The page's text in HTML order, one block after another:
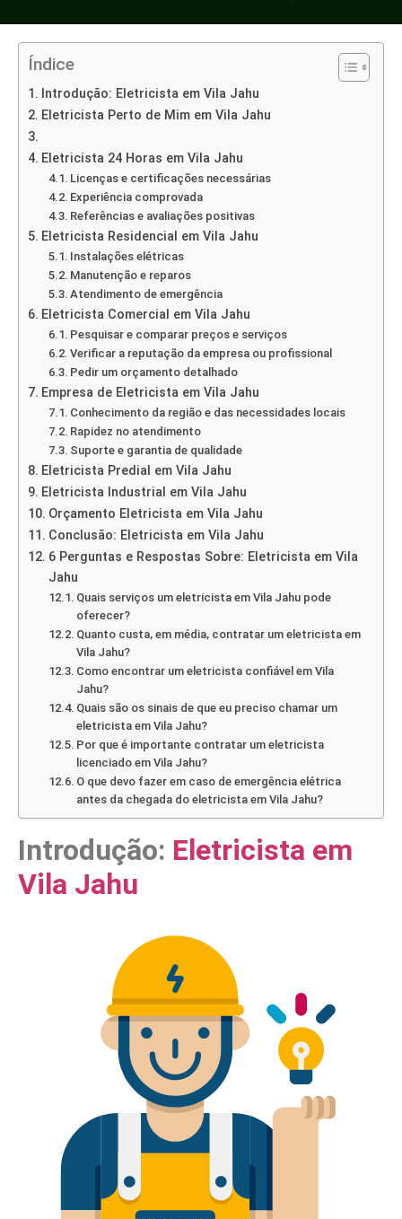
Índice
Introdução: Eletricista em Vila Jahu
Eletricista Perto de Mim em Vila Jahu
Eletricista 24 Horas em Vila Jahu
Licenças e certificações necessárias
Experiência comprovada
Referências e avaliações positivas
Eletricista Residencial em Vila Jahu
Instalações elétricas
Manutenção e reparos
Atendimento de emergência
Eletricista Comercial em Vila Jahu
Pesquisar e comparar preços e serviços
Verificar a reputação da empresa ou profissional
Pedir um orçamento detalhado
Empresa de Eletricista em Vila Jahu
Conhecimento da região e das necessidades locais
Rapidez no atendimento
Suporte e garantia de qualidade
Eletricista Predial em Vila Jahu
Eletricista Industrial em Vila Jahu
Orçamento Eletricista em Vila Jahu
Conclusão: Eletricista em Vila Jahu
6 Perguntas e Respostas Sobre: Eletricista em Vila
Jahu
Quais serviços um eletricista em Vila Jahu pode
oferecer?
Quanto custa, em média, contratar um eletricista em
Vila Jahu?
Como encontrar um eletricista confiável em Vila
Jahu?
Quais são os sinais de que eu preciso chamar um
eletricista em Vila Jahu?
Por que é importante contratar um eletricista
licenciado em Vila Jahu?
O que devo fazer em caso de emergência elétrica
antes da chegada do eletricista em Vila Jahu?
Introdução: Eletricista em
Vila Jahu